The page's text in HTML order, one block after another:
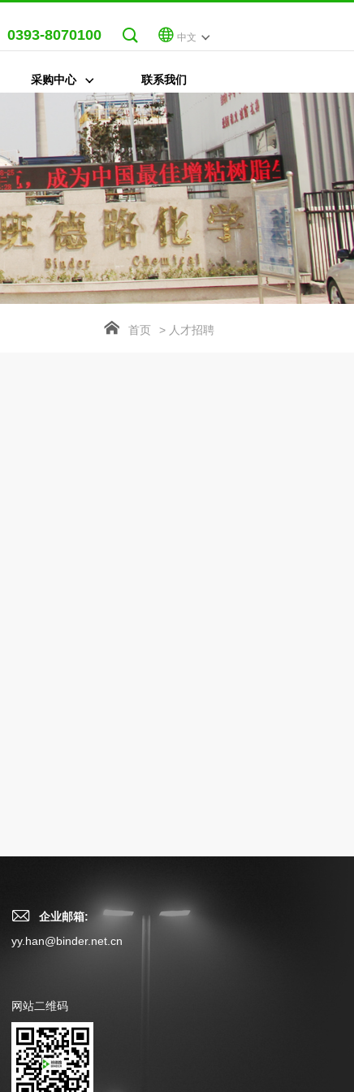
中文
0393-8070100
采购中心 联系我们
首页 > 人才招聘
企业邮箱:
yy.han@binder.net.cn
网站二维码